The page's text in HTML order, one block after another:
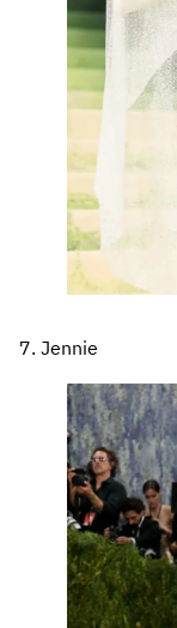
7. Jennie